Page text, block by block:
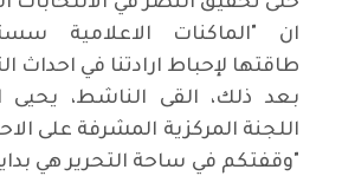
ان "الماكنات الاعلامية
طاقتها لإحباط ارادتنا في احداث
بعد ذلك، القى الناشط، يحيى
اللجنة المركزية المشرفة على
"وقفتكم في ساحة التحرير هي